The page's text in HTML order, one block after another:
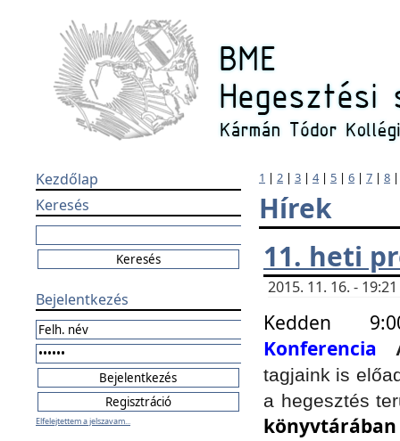
Kezdőlap
Keresés
Bejelentkezés
Elfelejtettem a jelszavam...
1 | 2 | 3 | 4| 5 | 6 | 7 | 8
Hírek
11. heti
2015. 11. 16. -
Kedden
Konferencia
tagjaink is
a hegesztés
könyvtárában